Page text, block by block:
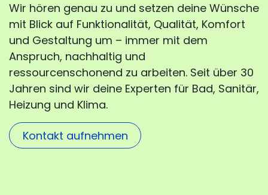
Wir hören genau zu und setzen deine Wünsche
mit Blick auf Funktionalität, Qualität, Komfort
und Gestaltung um – immer mit dem
Anspruch, nachhaltig und
ressourcenschonend zu arbeiten. Seit über 30
Jahren sind wir deine Experten für Bad, Sanitär,
Heizung und Klima.
Kontakt aufnehmen